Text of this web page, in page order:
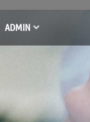
ADMIN